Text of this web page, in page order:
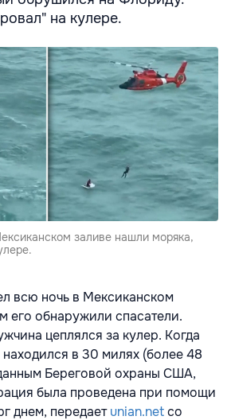
на кулере.
заливе нашли моряка,
всю ночь в Мексиканском
его обнаружили спасатели.
цеплялся за кулер. Когда
в 30 милях (более 48
Береговой охраны США,
была проведена при помощи
днем, передаетunian.netсо